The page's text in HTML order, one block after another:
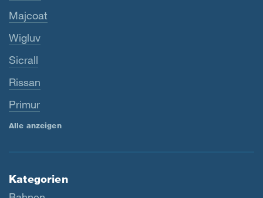
Majcoat
Wigluv
Sicrall
Rissan
Primur
Alle anzeigen
Kategorien